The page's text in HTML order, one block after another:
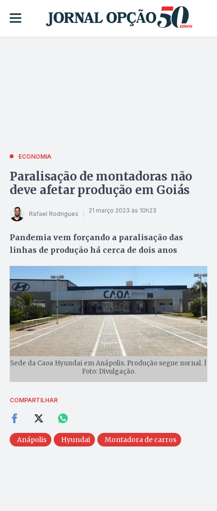
ECONOMIA
Paralisação de montadoras não
deve afetar produção em Goiás
Rafael Rodrigues 21 março 2023 às 10h23
Pandemia vem forçando a paralisação das
linhas de produção há cerca de dois anos
Sede da Caoa Hyundai em Anápolis. Produção segue nornal. |
Foto: Divulgação.
COMPARTILHAR
Anápolis Hyundai Montadora de carros